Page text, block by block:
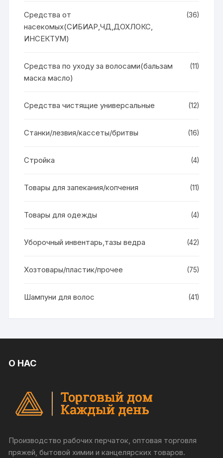
Средства от
насекомых(СИБИАР,ЧД,ДОХЛОКС,
ИНСЕКТУМ)
(36)
Средства по уходу за волосами(бальзам
маска масло)
(11)
Средства чистящие универсальные (12)
Станки/лезвия/кассеты/бритвы (16)
Стройка (4)
Товары для запекания/копчения (11)
Товары для одежды (4)
Уборочный инвентарь,тазы ведра (42)
Хозтовары/пластик/прочее (75)
Шампуни для волос (41)
О НАС
Производство рабочих перчаток, оптовая торговля
пряжей, бытовой химии и канцелярских товаров.